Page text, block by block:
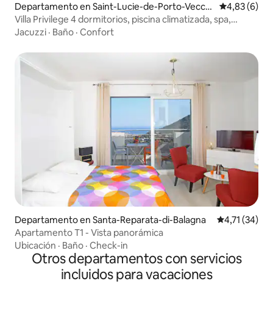
Departamento en Saint-Lucie-de-Porto-Vecchi
o
Calificación
4,83 (6)
Villa Privilege 4 dormitorios, piscina climatizada, spa,
sauna.
Jacuzzi · Baño · Confort
Departamento en Santa-Reparata-di-Balagna Calificación
4,71 (34)
Apartamento T1 - Vista panorámica
Ubicación · Baño · Check-in
Otros departamentos con servicios
incluidos para vacaciones